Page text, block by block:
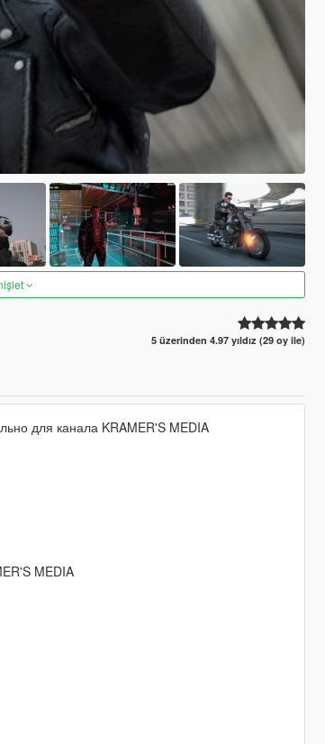
5 üzerinden 4.97 yıldız (29 oy ile)
для канала KRAMER'S MEDIA
MEDIA